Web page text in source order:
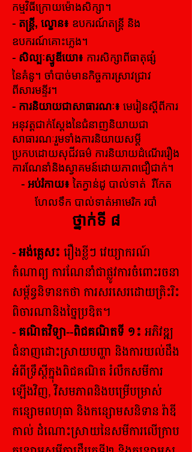
កម្មវិធីក្រោយម៉ោងសិក្សា។
- តន្ត្រី, ល្ខោន៖ ឧបករណ៍តន្ត្រី និង
ឧបករណ៍គោះភ្លេង។
- សិល្បៈស្ទូឌីយោ៖ ការសិក្សាពីធាតុផ្សំ
នៃគំនូ។ ចាំបាច់មានកិច្ចការស្រាវជ្រាវ
ពីសារមន្ទីរ។
- ការនិយាយជាសាធារណៈ៖ មេរៀនស្តីពីការ
អនុវត្តជាក់ស្តែងនៃជំនាញនិយាយជា
សាធារណៈរួមទាំងការនិយាយសម្ដី
ប្រកបដោយសុជីវធម៌ ការនិយាយដំណើររឿង
ការណែនាំនិងស្វាគមន៍ដោយភាពជឿជាក់។
- អប់រំកាយ៖ តៃក្វាន់ដូ បាល់ទាត់ រឺកែត
ហែលទឹក បាល់ទាត់អាមេរិក របាំ
ថ្នាក់ទី ៨
- អង់គ្លេស៖ រឿងខ្លីៗ វេយ្យាករណ៍
កំណាព្យ ការណែនាំជាផ្លូវការចំពោះរចនា
សម្ព័ន្ធនិទានកថា ការសរសេរដោយត្រិះរិះ​
ពិចារណានិងច្នៃប្រឌិត។
- គណិតវិទ្យា--ពិជគណិតទី ១៖ អភិវឌ្ឍ
ជំនាញដោះស្រាយបញ្ហា និងការយល់ដឹង
អំពីទ្រឹស្តីក្នុងពិជគណិត រំលឹកសមីការ
ឡើងវិញ, វិសមភាពនិងបម្រើបម្រាស់
កន្សោមពហុធា និងកន្សោមសនិទាន រ៉ាឌី
កាល់ ដំណោះស្រាយនៃសមីការលើក្រាប